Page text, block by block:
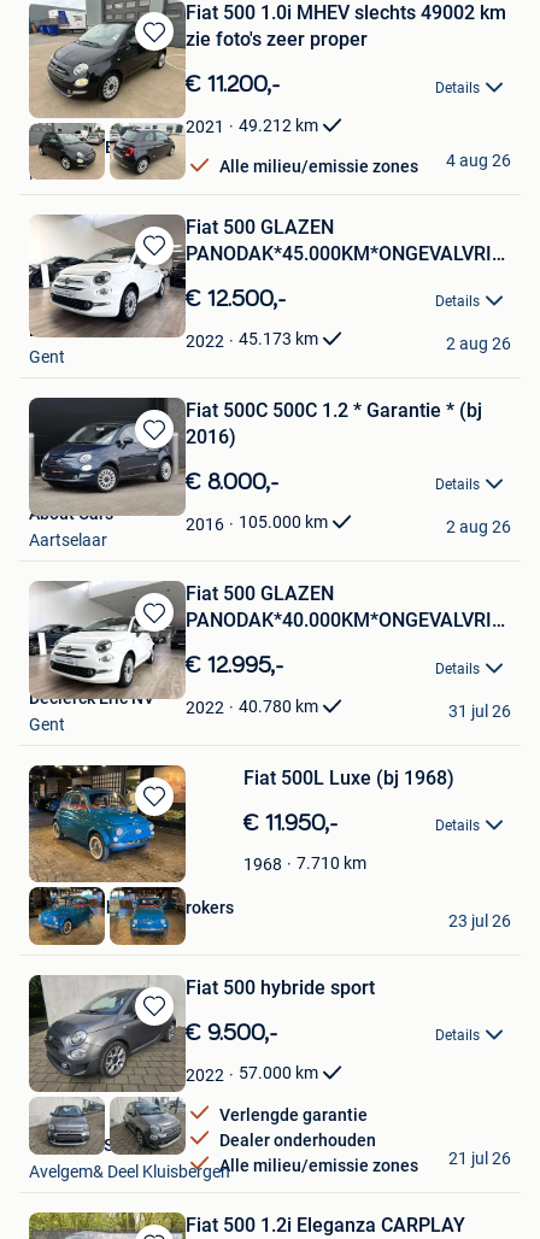
Bewaren
in
Mijn
Favorieten
Fiat 500 1.0i MHEV slechts 49002 km
zie foto's zeer proper
€ 11.200,- Details
2021 49.212 km
Alle milieu/emissie zones
Autoweld BV
Ravels
4 aug 26
Bewaren
in
Mijn
Favorieten
Fiat 500 GLAZEN
PANODAK*45.000KM*ONGEVALVRIJ*12
€ 12.500,- Details
2022 45.173 km
Declerck Eric NV
Gent
2 aug 26
Bewaren
in
Mijn
Favorieten
Fiat 500C 500C 1.2 * Garantie * (bj
2016)
€ 8.000,- Details
2016 105.000 km
About Cars
Aartselaar
2 aug 26
Bewaren
in
Mijn
Favorieten
Fiat 500 GLAZEN
€ 12.995,- Details
2022 40.780 km
Declerck Eric NV
Gent
31 jul 26
Bewaren
in
Mijn
Favorieten
Fiat 500L Luxe (bj 1968)
€ 11.950,- Details
1968 7.710 km
LEGENDS by Legal Brokers
Hasselt
23 jul 26
Bewaren
in
Mijn
Favorieten
Fiat 500 hybride sport
€ 9.500,- Details
2022 57.000 km
Verlengde garantie
Dealer onderhouden
Alle milieu/emissie zones
VDM-CARS Avelgem
Avelgem& Deel Kluisbergen
21 jul 26
Fiat 500 1.2i Eleganza CARPLAY